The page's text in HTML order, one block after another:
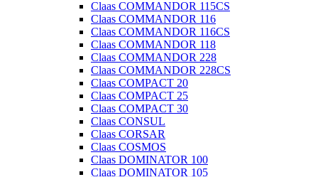
Claas COMMANDOR 115CS
Claas COMMANDOR 116
Claas COMMANDOR 116CS
Claas COMMANDOR 118
Claas COMMANDOR 228
Claas COMMANDOR 228CS
Claas COMPACT 20
Claas COMPACT 25
Claas COMPACT 30
Claas CONSUL
Claas CORSAR
Claas COSMOS
Claas DOMINATOR 100
Claas DOMINATOR 105